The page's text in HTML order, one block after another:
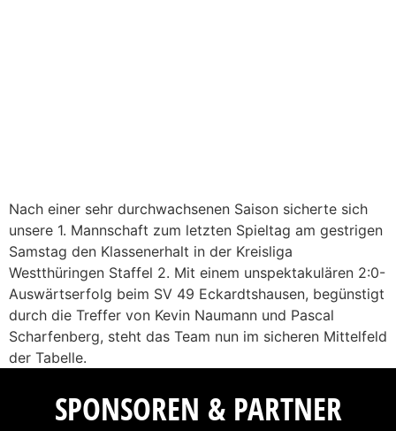
Nach einer sehr durchwachsenen Saison sicherte sich
unsere 1. Mannschaft zum letzten Spieltag am gestrigen
Samstag den Klassenerhalt in der Kreisliga
Westthüringen Staffel 2. Mit einem unspektakulären 2:0-
Auswärtserfolg beim SV 49 Eckardtshausen, begünstigt
durch die Treffer von Kevin Naumann und Pascal
Scharfenberg, steht das Team nun im sicheren Mittelfeld
der Tabelle.
SPONSOREN & PARTNER